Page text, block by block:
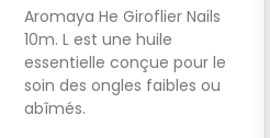
Aromaya He Giroflier Nails
10m. L est une huile
essentielle conçue pour le
soin des ongles faibles ou
abîmés.